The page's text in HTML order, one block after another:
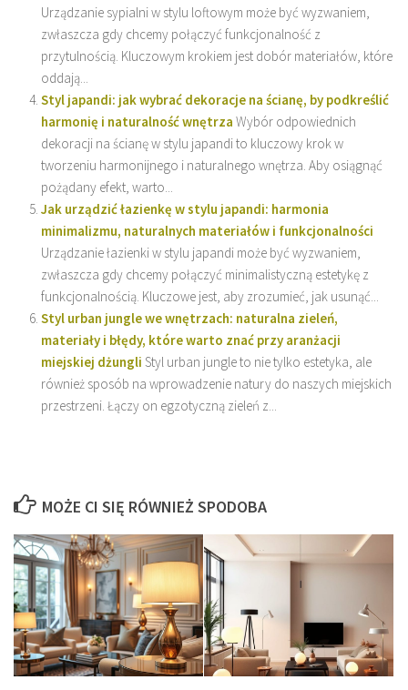
Urządzanie sypialni w stylu loftowym może być wyzwaniem,
zwłaszcza gdy chcemy połączyć funkcjonalność z
przytulnością. Kluczowym krokiem jest dobór materiałów, które
oddają...
Styl japandi: jak wybrać dekoracje na ścianę, by podkreślić
harmonię i naturalność wnętrza Wybór odpowiednich
dekoracji na ścianę w stylu japandi to kluczowy krok w
tworzeniu harmonijnego i naturalnego wnętrza. Aby osiągnąć
pożądany efekt, warto...
Jak urządzić łazienkę w stylu japandi: harmonia
minimalizmu, naturalnych materiałów i funkcjonalności
Urządzanie łazienki w stylu japandi może być wyzwaniem,
zwłaszcza gdy chcemy połączyć minimalistyczną estetykę z
funkcjonalnością. Kluczowe jest, aby zrozumieć, jak usunąć...
Styl urban jungle we wnętrzach: naturalna zieleń,
materiały i błędy, które warto znać przy aranżacji
miejskiej dżungli Styl urban jungle to nie tylko estetyka, ale
również sposób na wprowadzenie natury do naszych miejskich
przestrzeni. Łączy on egzotyczną zieleń z...
MOŻE CI SIĘ RÓWNIEŻ SPODOBA